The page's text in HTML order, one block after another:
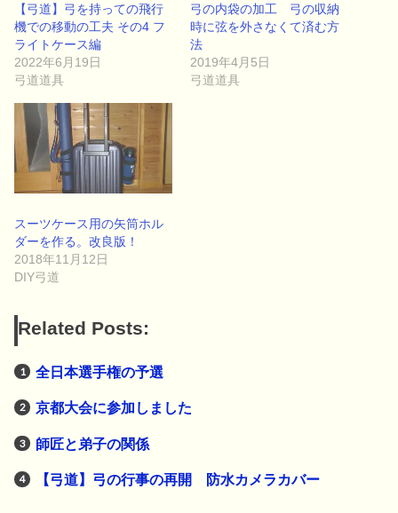
【弓道】弓を持っての飛行
機での移動の工夫 その4 フ
ライトケース編
2022年6月19日
弓道道具
弓の内袋の加工 弓の収納
時に弦を外さなくて済む方
法
2019年4月5日
弓道道具
スーツケース用の矢筒ホル
ダーを作る。改良版！
2018年11月12日
DIY弓道
Related Posts:
全日本選手権の予選
京都大会に参加しました
師匠と弟子の関係
【弓道】弓の行事の再開 防水カメラカバー